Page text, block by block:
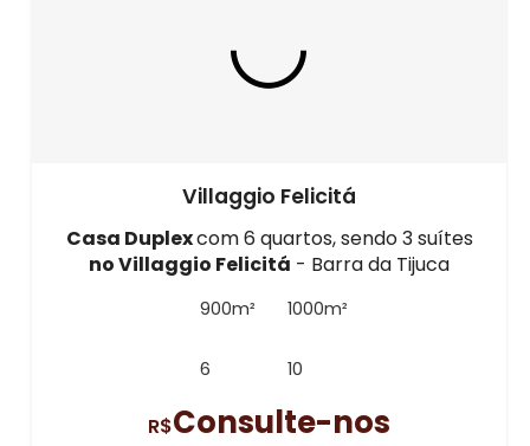
Villaggio Felicitá
Casa Duplexcom 6 quartos, sendo 3 suítes
no Villaggio Felicitá - Barra da Tijuca
900m² 1000m²
6 10
R$Consulte-nos